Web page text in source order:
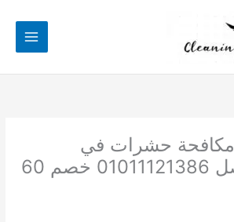
حشرات في
العجوزة : اتصل 01011121386 خصم 60